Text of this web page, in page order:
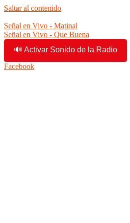
Saltar al contenido
Señal en Vivo - Matinal
Señal en Vivo - Que Buena
🔊 Activar Sonido de la Radio
Facebook